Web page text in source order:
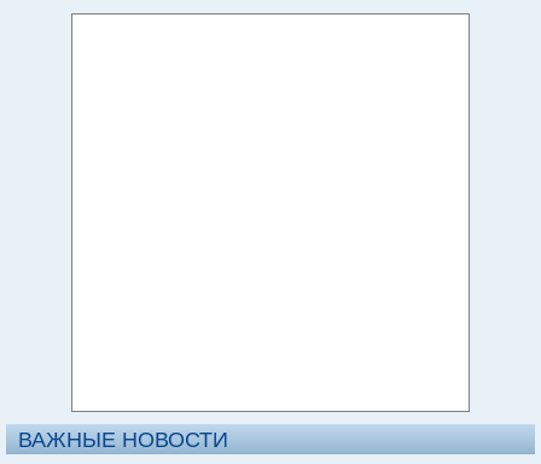
ВАЖНЫЕ НОВОСТИ